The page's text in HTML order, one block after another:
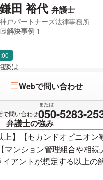
鎌田 裕代 弁護士
神戸パートナーズ法律事務所
解決事例 1
談は
Webで問い合わせ
または
で問い合わせ050-5283-
弁護士の強み
上】【セカンドオピニオ
マンション管理組合や相
アントが想定する以上の
れている要素を